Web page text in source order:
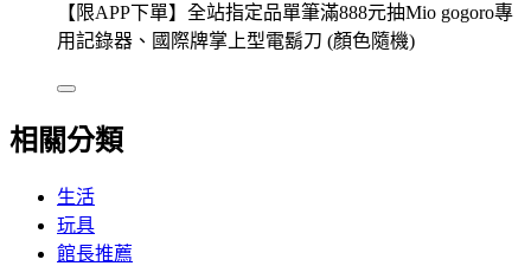
【限APP下單】全站指定品單筆滿888元抽Mio gogoro專
用記錄器、國際牌掌上型電鬍刀 (顏色隨機)
相關分類
生活
玩具
館長推薦